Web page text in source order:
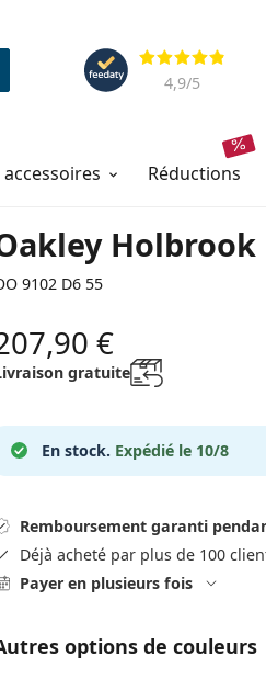
Évaluation
4,9/5
réductions
Holbrook
9102 D6 55
€
gratuite
En stock. Expédié le 10/8
Remboursement garanti
Déjà acheté par plus de 100
Payer en plusieurs fois
options de couleurs